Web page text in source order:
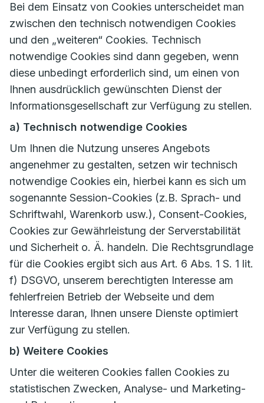
Bei dem Einsatz von Cookies unterscheidet man
zwischen den technisch notwendigen Cookies
und den „weiteren“ Cookies. Technisch
notwendige Cookies sind dann gegeben, wenn
diese unbedingt erforderlich sind, um einen von
Ihnen ausdrücklich gewünschten Dienst der
Informationsgesellschaft zur Verfügung zu stellen.
a) Technisch notwendige Cookies
Um Ihnen die Nutzung unseres Angebots
angenehmer zu gestalten, setzen wir technisch
notwendige Cookies ein, hierbei kann es sich um
sogenannte Session-Cookies (z.B. Sprach- und
Schriftwahl, Warenkorb usw.), Consent-Cookies,
Cookies zur Gewährleistung der Serverstabilität
und Sicherheit o. Ä. handeln. Die Rechtsgrundlage
für die Cookies ergibt sich aus Art. 6 Abs. 1 S. 1 lit.
f) DSGVO, unserem berechtigten Interesse am
fehlerfreien Betrieb der Webseite und dem
Interesse daran, Ihnen unsere Dienste optimiert
zur Verfügung zu stellen.
b) Weitere Cookies
Unter die weiteren Cookies fallen Cookies zu
statistischen Zwecken, Analyse- und Marketing-